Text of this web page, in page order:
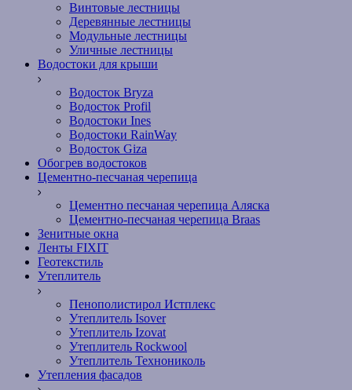
Винтовые лестницы
Деревянные лестницы
Модульные лестницы
Уличные лестницы
Водостоки для крыши
Водосток Bryza
Водосток Profil
Водостоки Ines
Водостоки RainWay
Водосток Giza
Обогрев водостоков
Цементно-песчаная черепица
Цементно песчаная черепица Аляска
Цементно-песчаная черепица Braas
Зенитные окна
Ленты FIXIT
Геотекстиль
Утеплитель
Пенополистирол Истплекс
Утеплитель Isover
Утеплитель Izovat
Утеплитель Rockwool
Утеплитель Технониколь
Утепления фасадов